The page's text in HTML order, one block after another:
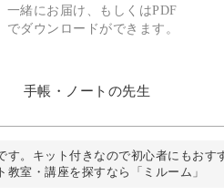
一緒にお届け、もしくはPDF
でダウンロードができます。
手帳・ノートの先生
。キット付きなので初心者にもおす
室・講座を探すなら「ミルーム」